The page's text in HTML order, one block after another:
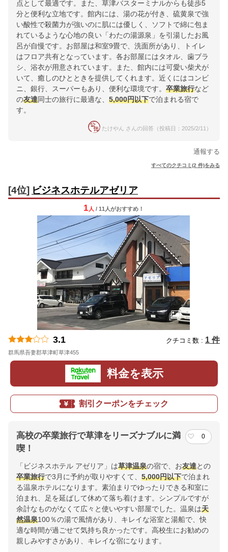
点として最適です。また、草津バスターミナルからも徒歩5
分と便利な立地です。館内には、湯の花が付き、硫黄泉で強
い酸性で殺菌力が強いのに肌には優しく、ソフトで綿に包ま
れているような心地の良い「わたの湯源泉」を引湯したお風
呂が自慢です。お部屋は和室9畳で、洗面所があり、トイレ
はフロア共有となっています。各お部屋にはタオル、歯ブラ
シ、浴衣が用意されています。また、館内には可愛い柴犬が
いて、癒しのひとときを提供してくれます。近くにはコンビ
ニ、銀行、スーパーもあり、便利な環境です。 卒業旅行など
の友達同士の旅行に最適な、 5,000円以下で泊まれる宿で
す。
たけやん さんの回答（投稿日：2025/2/11）
通報する
すべてのクチコミ(2 件)をみる
[4位] ビジネスホテルアゼリア
1 人 / 11人がおすすめ！
3.1 クチコミ数 : 1 件
群馬県吾妻郡草津町草津455
料金を表示
割引クーポンをチェック
高校の卒業旅行で草津をリーズナブルに満
喫！
0
「ビジネスホテル アゼリア」は草津温泉の宿で、お友達との
卒業旅行で3月に予約が取りやすくて、 5,000円以下で泊まれ
る温泉ホテルになります。素泊まりでゆったりできる和室に
泊まれ、足を延ばして休めて落ち着けます。シンプルですが
余計なものがなくて広々と使いやすい部屋でした。温泉は天
然温泉100％の湯で風情があり、キレイな浴室と湯船で、快
適な時間が過ごせて気持ち良かったです。高校生にお勧めの
親しみやすさがあり、キレイな宿になります。